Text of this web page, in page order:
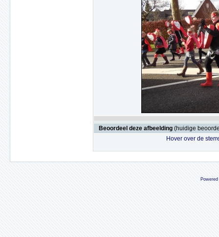
Beoordeel deze afbeelding (huidige
Hover over de